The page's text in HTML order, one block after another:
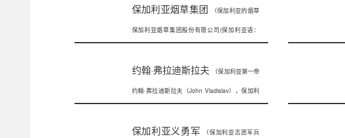
保加利亚烟草集团 （保加利亚的烟草
集团）
保加利亚烟草集团股份有限公司(保加利亚语：
约翰·弗拉迪斯拉夫 （保加利亚第一帝
国末代沙皇）
约翰·弗拉迪斯拉夫（John Vladislav），保加利
保加利亚义勇军 （保加利亚志愿军兵